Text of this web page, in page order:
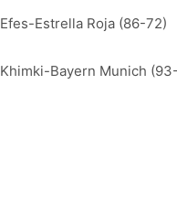
Efes-Estrella Roja (86-72)
Khimki-Bayern Munich